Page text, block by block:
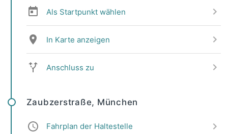
Als Startpunkt wählen
In Karte anzeigen
Anschluss zu
Zaubzerstraße, München
Fahrplan der Haltestelle